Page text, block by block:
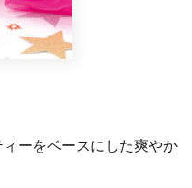
ーをベースにした爽やか